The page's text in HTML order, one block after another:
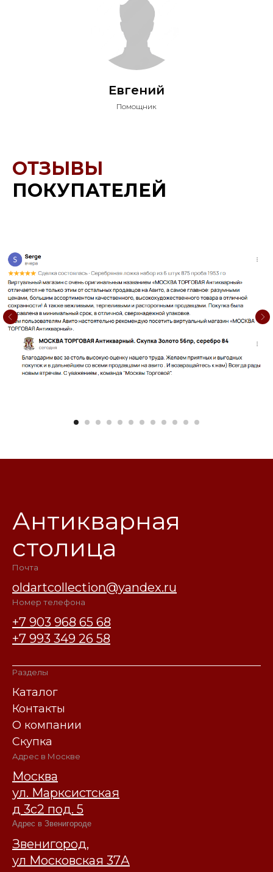
Евгений
Помощник
ОТЗЫВЫ
ПОКУПАТЕЛЕЙ
Антикварная
столица
Почта
oldartcollection@yandex.ru
Номер телефона
+7 903 968 65 68
+7 993 349 26 58
Разделы
Каталог
Контакты
О компании
Скупка
Адрес в Москве
Москва
ул. Марксистская
д 3с2 под. 5
Адрес в Звенигороде
Звенигород,
ул Московская 37А